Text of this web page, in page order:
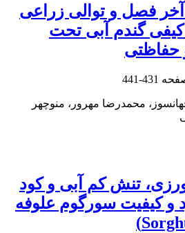
فصل و توالی زراعی
گندم آبی تحت
حفاظتی
431-441
محمدرضا مهرور، منوچهر
تنش کم ‬آبی و کود
و کیفیت سورگوم علوفه‬